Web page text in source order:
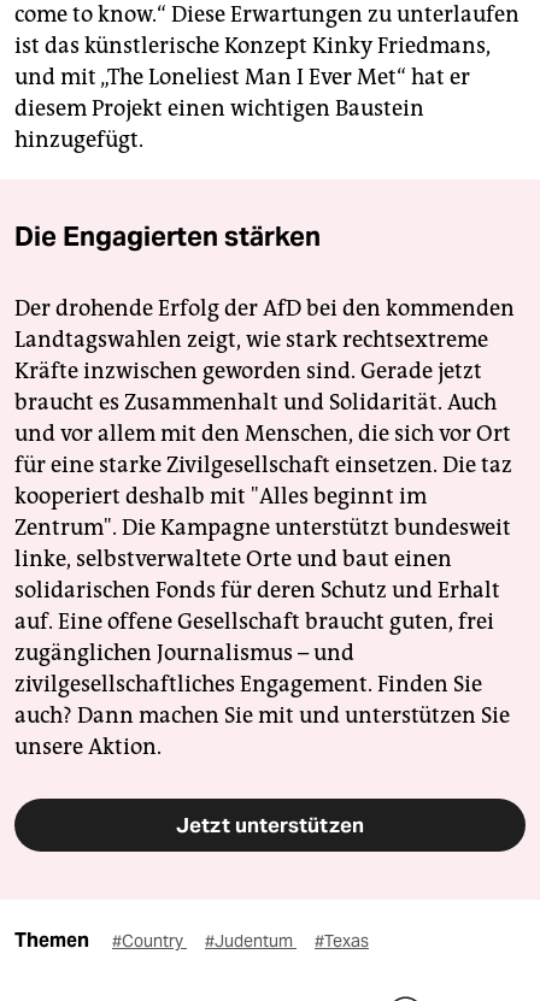
come to know.“ Diese Erwartungen zu unterlaufen
ist das künstlerische Konzept Kinky Friedmans,
und mit „The Loneliest Man I Ever Met“ hat er
diesem Projekt einen wichtigen Baustein
hinzugefügt.
Die Engagierten stärken
Der drohende Erfolg der AfD bei den kommenden
Landtagswahlen zeigt, wie stark rechtsextreme
Kräfte inzwischen geworden sind. Gerade jetzt
braucht es Zusammenhalt und Solidarität. Auch
und vor allem mit den Menschen, die sich vor Ort
für eine starke Zivilgesellschaft einsetzen. Die taz
kooperiert deshalb mit "Alles beginnt im
Zentrum". Die Kampagne unterstützt bundesweit
linke, selbstverwaltete Orte und baut einen
solidarischen Fonds für deren Schutz und Erhalt
auf. Eine offene Gesellschaft braucht guten, frei
zugänglichen Journalismus – und
zivilgesellschaftliches Engagement. Finden Sie
auch? Dann machen Sie mit und unterstützen Sie
unsere Aktion.
Jetzt unterstützen
Themen #Country #Judentum #Texas